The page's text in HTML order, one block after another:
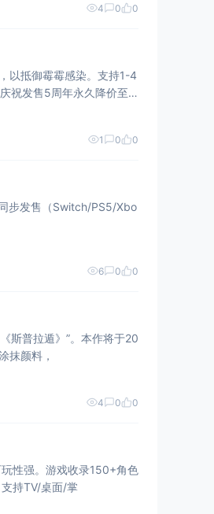
4 0 0
以抵御霉霉感染。支持1-4
祝发售5周年永久降价至
1 0 0
步发售（Switch/PS5/Xbo
6 0 0
斯普拉遁》”。本作将于20
抹颜料，
4 0 0
性强。游戏收录150+角色
持TV/桌面/掌